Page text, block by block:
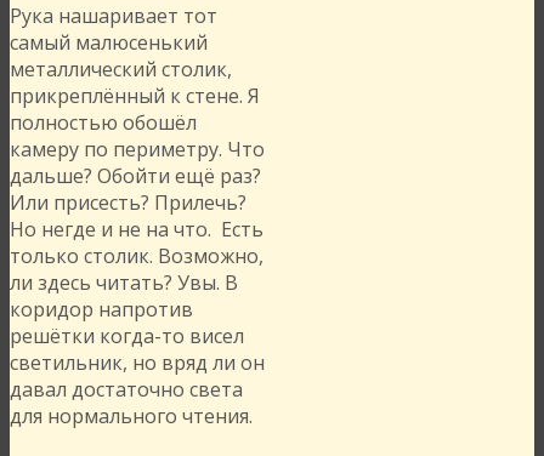
Рука нашаривает тот
самый малюсенький
металлический столик,
прикреплённый к стене. Я
полностью обошёл
камеру по периметру. Что
дальше? Обойти ещё раз?
Или присесть? Прилечь?
Но негде и не на что. Есть
только столик. Возможно,
ли здесь читать? Увы. В
коридор напротив
решётки когда-то висел
светильник, но вряд ли он
давал достаточно света
для нормального чтения.